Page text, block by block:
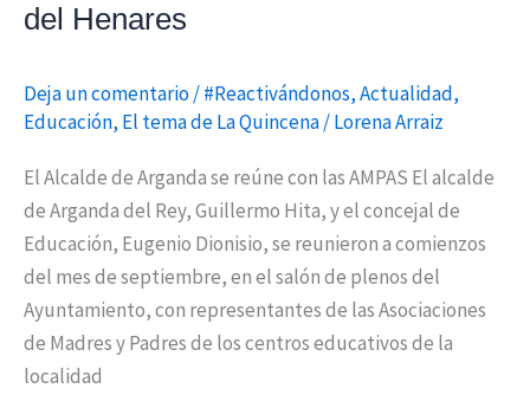
del Henares
Deja un comentario/#Reactivándonos,Actualidad,
Educación, El tema de La Quincena/Lorena Arraiz
El Alcalde de Arganda se reúne con las AMPAS El alcalde
de Arganda del Rey, Guillermo Hita, y el concejal de
Educación, Eugenio Dionisio, se reunieron a comienzos
del mes de septiembre, en el salón de plenos del
Ayuntamiento, con representantes de las Asociaciones
de Madres y Padres de los centros educativos de la
localidad